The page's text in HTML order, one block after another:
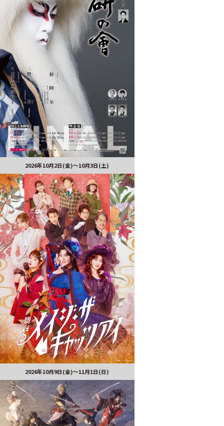
2026年10月2日(金)～10月3日(土)
2026年10月9日(金)～11月1日(日)